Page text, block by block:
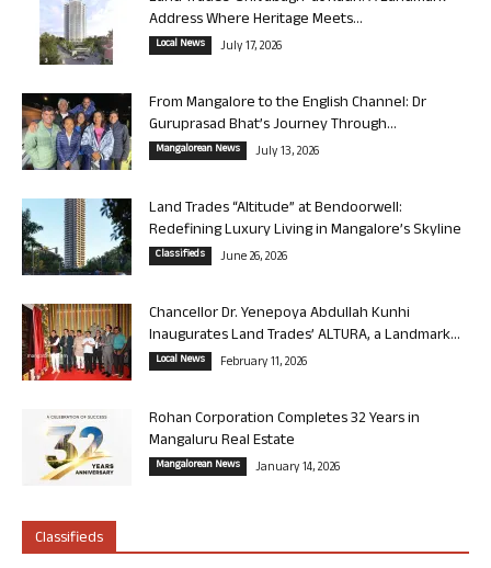
Address Where Heritage Meets...
Local News July 17, 2026
From Mangalore to the English Channel: Dr
Guruprasad Bhat’s Journey Through...
Mangalorean News July 13, 2026
Land Trades “Altitude” at Bendoorwell:
Redefining Luxury Living in Mangalore’s Skyline
Classifieds June 26, 2026
Chancellor Dr. Yenepoya Abdullah Kunhi
Inaugurates Land Trades’ ALTURA, a Landmark...
Local News February 11, 2026
Rohan Corporation Completes 32 Years in
Mangaluru Real Estate
Mangalorean News January 14, 2026
Classifieds